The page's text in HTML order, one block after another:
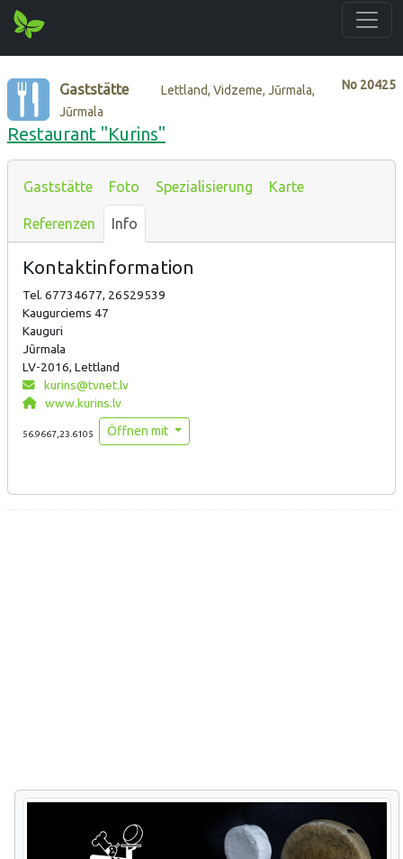
No 20425
Gaststätte
Lettland, Vidzeme, Jūrmala,
Jūrmala
Restaurant "Kurins"
Gaststätte Foto Spezialisierung Karte
Referenzen Info
Kontaktinformation
Tel. 67734677, 26529539
Kaugurciems 47
Kauguri
Jūrmala
LV-2016, Lettland
kurins@tvnet.lv
www.kurins.lv
56.9667,23.6105 Öffnen mit